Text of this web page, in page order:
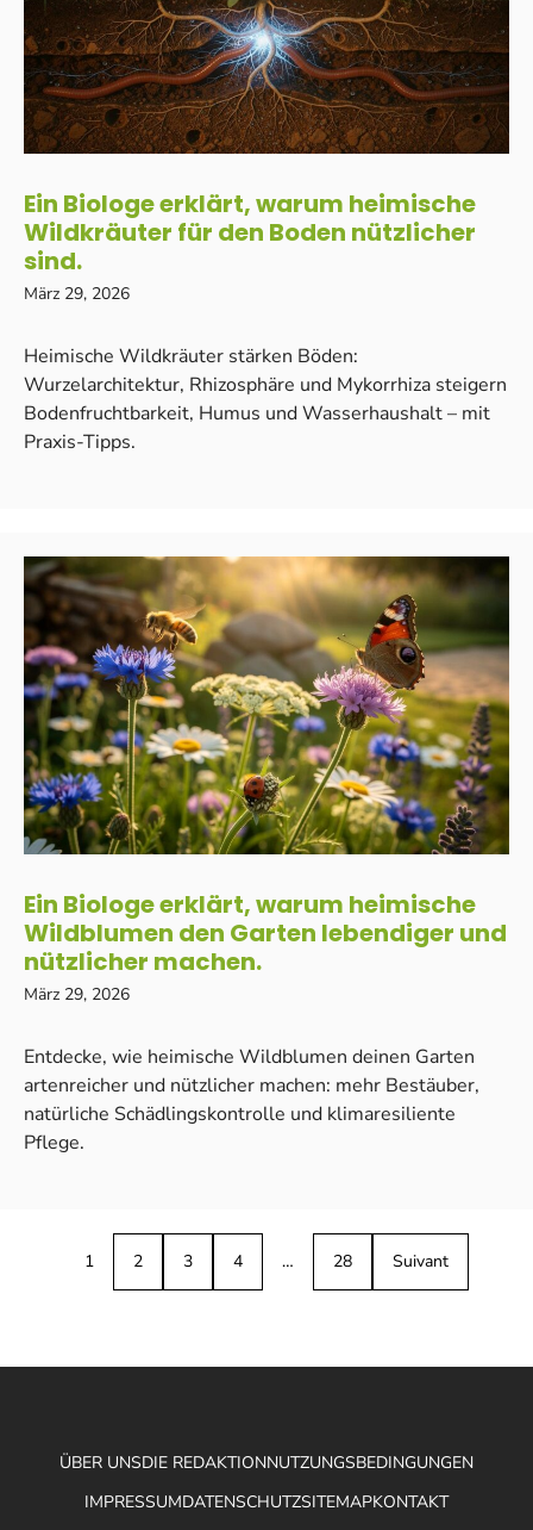
Ein Biologe erklärt, warum heimische
Wildkräuter für den Boden nützlicher
sind.
März 29, 2026
Heimische Wildkräuter stärken Böden:
Wurzelarchitektur, Rhizosphäre und Mykorrhiza steigern
Bodenfruchtbarkeit, Humus und Wasserhaushalt – mit
Praxis-Tipps.
Ein Biologe erklärt, warum heimische
Wildblumen den Garten lebendiger und
nützlicher machen.
März 29, 2026
Entdecke, wie heimische Wildblumen deinen Garten
artenreicher und nützlicher machen: mehr Bestäuber,
natürliche Schädlingskontrolle und klimaresiliente
Pflege.
1 2 3 4 … 28 Suivant
ÜBER UNSDIE REDAKTIONNUTZUNGSBEDINGUNGEN
IMPRESSUMDATENSCHUTZSITEMAPKONTAKT